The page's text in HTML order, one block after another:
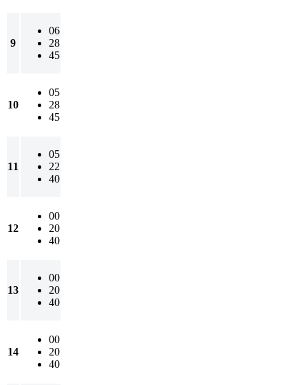
9
06
28
45
10
05
28
45
11
05
22
40
12
00
20
40
13
00
20
40
14
00
20
40